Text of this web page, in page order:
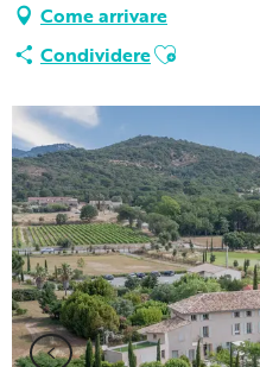
Come arrivare
CondividereAjouter aux